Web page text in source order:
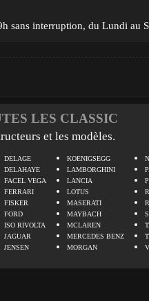
sans interruption, du Lundi au
LES CLASSIC
et les modèles.
DELAGE
DELAHAYE
FACEL VEGA
FERRARI
FISKER
FORD
ISO RIVOLTA
JAGUAR
JENSEN
KOENIGSEGG
LAMBORGHINI
LANCIA
LOTUS
MASERATI
MAYBACH
MCLAREN
MERCEDES BENZ
MORGAN